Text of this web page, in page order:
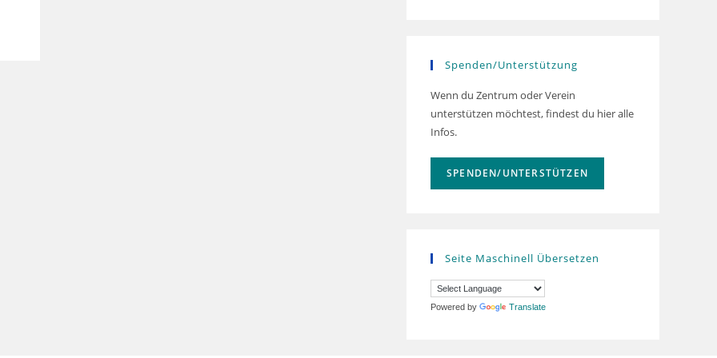
Spenden/Unterstützung
Wenn du Zentrum oder Verein
unterstützen möchtest, findest du hier alle
Infos.
SPENDEN/UNTERSTÜTZEN
Seite Maschinell Übersetzen
Powered by Translate